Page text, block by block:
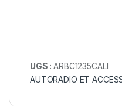
UGS :ARBC1235CALI
AUTORADIO ET